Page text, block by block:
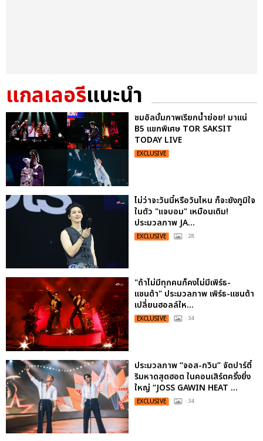
แกลเลอรีแนะนำ
ชมอัลบั้มภาพเรียกน้ำย่อย! มาแน่
B5 แขกพิเศษ TOR SAKSIT
TODAY LIVE
EXCLUSIVE
ไม่ว่าจะวันนี้หรือวันไหน ก็จะยังภูมิใจ
ในตัว "แจบอม" เหมือนเดิม!
ประมวลภาพ JA...
EXCLUSIVE : 28
"ถ้าไม่มีทุกคนก็คงไม่มีเพิร์ธ-
แซนต้า" ประมวลภาพ เพิร์ธ-แซนต้า
เปลี่ยนฮอลล์ให...
EXCLUSIVE : 34
ประมวลภาพ “จอส-กวิน” จัดปาร์ตี้
ริมหาดสุดฮอต ในคอนเสิร์ตครั้งยิ่ง
ใหญ่ “JOSS GAWIN HEAT ...
EXCLUSIVE : 34